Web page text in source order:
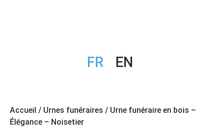
FR EN
Accueil / Urnes funéraires / Urne funéraire en bois –
Élégance – Noisetier